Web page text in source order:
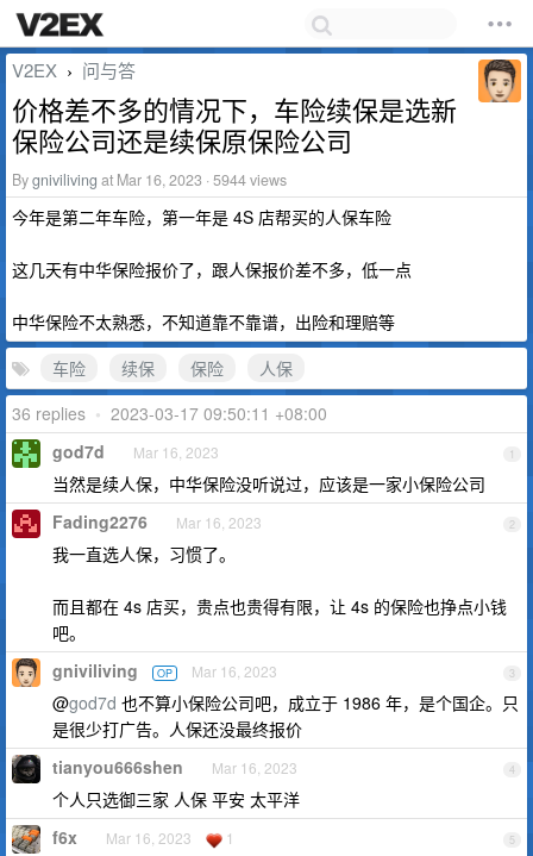
V2EX › 问与答
价格差不多的情况下，车险续保是选新
保险公司还是续保原保险公司
Bygniviliving at Mar 16, 2023 · 5944 views
今年是第二年车险，第一年是 4S 店帮买的人保车险
这几天有中华保险报价了，跟人保报价差不多，低一点
中华保险不太熟悉，不知道靠不靠谱，出险和理赔等
车险
续保 保险
人保
36 replies • 2023-03-17 09:50:11 +08:00
1
god7d Mar 16, 2023
当然是续人保，中华保险没听说过，应该是一家小保险公司
2
Fading2276 Mar 16, 2023
我一直选人保，习惯了。
而且都在 4s 店买，贵点也贵得有限，让 4s 的保险也挣点小钱
吧。
3
gniviliving OP Mar 16, 2023
@god7d 也不算小保险公司吧，成立于 1986 年，是个国企。只
是很少打广告。人保还没最终报价
4
tianyou666shen Mar 16, 2023
个人只选御三家 人保 平安 太平洋
5
f6x Mar 16, 2023 1